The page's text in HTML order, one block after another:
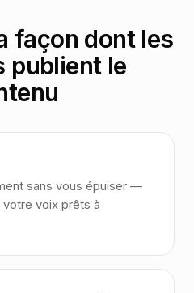
façon dont les
publient le
sans vous épuiser —
voix prêts à